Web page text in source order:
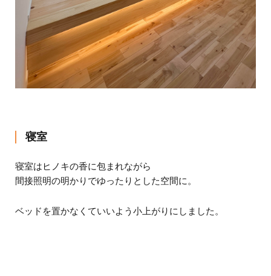
寝室
寝室はヒノキの香に包まれながら
間接照明の明かりでゆったりとした空間に。
ベッドを置かなくていいよう小上がりにしました。